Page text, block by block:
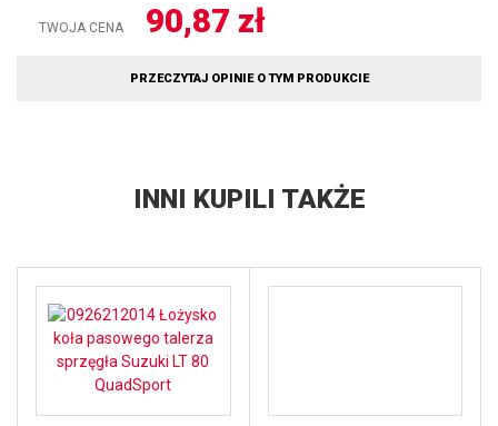
TWOJA CENA 90,87 zł
PRZECZYTAJ OPINIE O TYM PRODUKCIE
INNI KUPILI TAKŻE